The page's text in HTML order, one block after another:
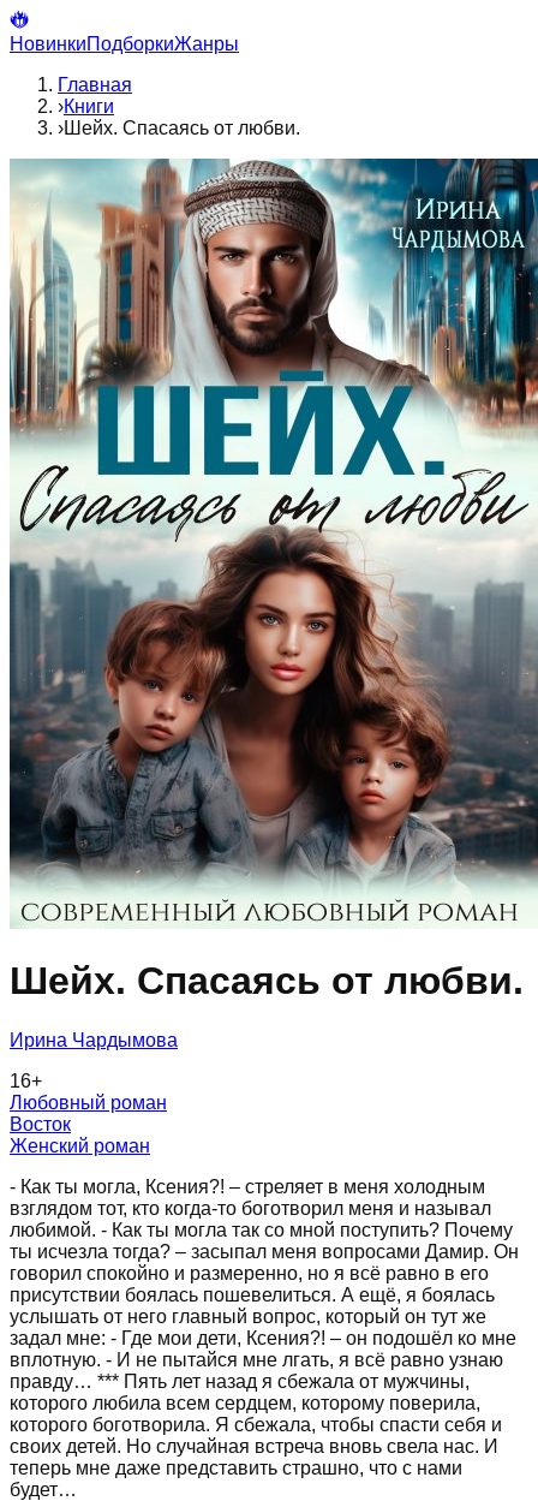
НовинкиПодборкиЖанры
Главная
›Книги
›Шейх. Спасаясь от любви.
Шейх. Спасаясь от любви.
Ирина Чардымова
16+
Любовный роман
Восток
Женский роман
- Как ты могла, Ксения?! – стреляет в меня холодным
взглядом тот, кто когда-то боготворил меня и называл
любимой. - Как ты могла так со мной поступить? Почему
ты исчезла тогда? – засыпал меня вопросами Дамир. Он
говорил спокойно и размеренно, но я всё равно в его
присутствии боялась пошевелиться. А ещё, я боялась
услышать от него главный вопрос, который он тут же
задал мне: - Где мои дети, Ксения?! – он подошёл ко мне
вплотную. - И не пытайся мне лгать, я всё равно узнаю
правду… *** Пять лет назад я сбежала от мужчины,
которого любила всем сердцем, которому поверила,
которого боготворила. Я сбежала, чтобы спасти себя и
своих детей. Но случайная встреча вновь свела нас. И
теперь мне даже представить страшно, что с нами
будет…